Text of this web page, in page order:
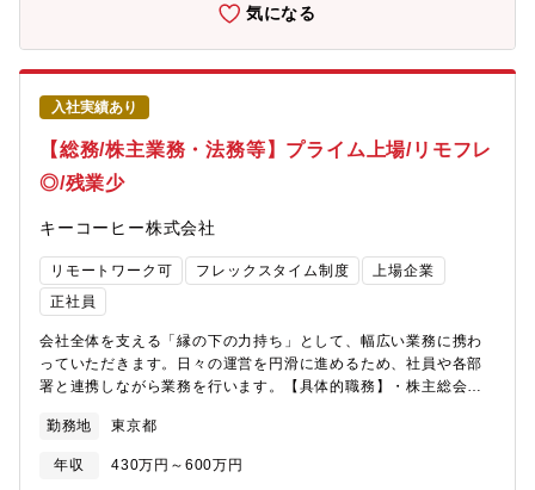
ライム上場企業。商社部門と食品メーカー部門を持つ『総合食品
企業』であり、水産事業・畜産事業・食品事業を核とし事業を展
開しています。★世界中に約150社のグループ会社を持つグローバ
ル企業。商品の原料調達から生産・販売まで一貫した生産体制を
持っています。★水産事業では漁業～販売までの一貫したサプラ
イチェーンを構築。水産物取扱量については、世界最大規模まで
拡大。★クロマグロ養殖の先駆者として国内トップクラスの養殖
生産量を保持。国内外で様々なトップクラスのシェアを獲得して
います。★様々な事業展開をしている分、入社後もご経験やご志
経営優良法人ホワイト500認定の優良な環境です。平均残業10時
間程度、フレックス勤務、柔軟にリモートワークも可能な環境で
あるため、長期的に就業しやすい環境が整っております。
気になる
入社実績あり
【総務/株主業務・法務等】プライム上場/リモフレ
◎/残業少
キーコーヒー株式会社
リモートワーク可 フレックスタイム制度
上場企業
正社員
会社全体を支える「縁の下の力持ち」として、幅広い業務に携わ
っていただきます。日々の運営を円滑に進めるため、社員や各部
署と連携しながら業務を行います。【具体的職務】・株主総会の
務全般（株主名簿管理、配当金関連業務、持株会対応 等）・適時
開示・法定開示資料の作成・各種契約書対応・株式、会社法関連
の問い合わせ対応・その他、総務、法務関連業務全般【配属部
勤務地 東京都
年収 430万円～600万円